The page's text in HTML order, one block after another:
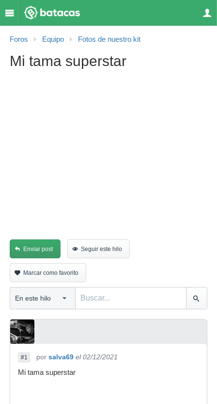
Foros Equipo Fotos de nuestro kit
Mi tama superstar
Enviar post Seguir este hilo
Marcar como favorito
#1 por salva69 el 02/12/2021
Mi tama superstar